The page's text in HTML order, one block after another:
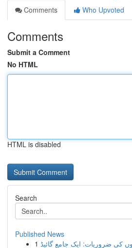
Comments
Who Upvoted
Comments
Submit a Comment
No HTML
HTML is disabled
Search
Published News
1 کی ضروریات: ایک جامع گائیڈ